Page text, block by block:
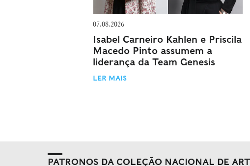
07.08.2026
Isabel Carneiro Kahlen e Priscila
Macedo Pinto assumem a
liderança da Team Genesis
LER MAIS
PATRONOS DA COLEÇÃO NACIONAL DE